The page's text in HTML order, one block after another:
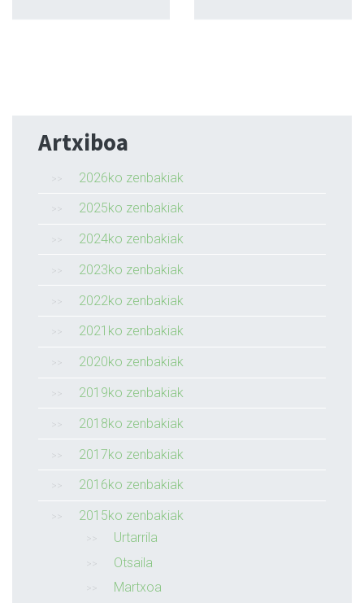
Artxiboa
2026ko zenbakiak
2025ko zenbakiak
2024ko zenbakiak
2023ko zenbakiak
2022ko zenbakiak
2021ko zenbakiak
2020ko zenbakiak
2019ko zenbakiak
2018ko zenbakiak
2017ko zenbakiak
2016ko zenbakiak
2015ko zenbakiak
Urtarrila
Otsaila
Martxoa